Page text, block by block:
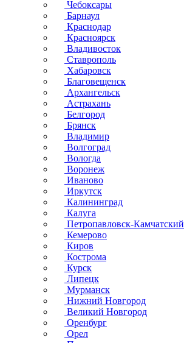
Чебоксары
Барнаул
Краснодар
Красноярск
Владивосток
Ставрополь
Хабаровск
Благовещенск
Архангельск
Астрахань
Белгород
Брянск
Владимир
Волгоград
Вологда
Воронеж
Иваново
Иркутск
Калининград
Калуга
Петропавловск-Камчатский
Кемерово
Киров
Кострома
Курск
Липецк
Мурманск
Нижний Новгород
Великий Новгород
Оренбург
Орел